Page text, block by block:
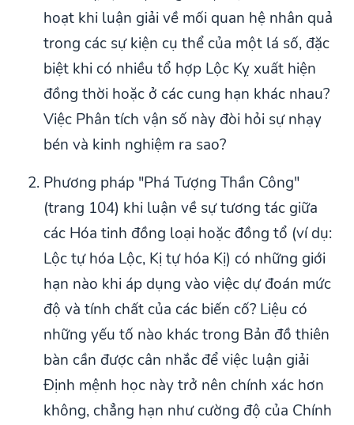
hoạt khi luận giải về mối quan hệ nhân quả
trong các sự kiện cụ thể của một lá số, đặc
biệt khi có nhiều tổ hợp Lộc Kỵ xuất hiện
đồng thời hoặc ở các cung hạn khác nhau?
Việc Phân tích vận số này đòi hỏi sự nhạy
bén và kinh nghiệm ra sao?
Phương pháp "Phá Tượng Thần Công"
(trang 104) khi luận về sự tương tác giữa
các Hóa tinh đồng loại hoặc đồng tổ (ví dụ:
Lộc tự hóa Lộc, Kị tự hóa Kị) có những giới
hạn nào khi áp dụng vào việc dự đoán mức
độ và tính chất của các biến cố? Liệu có
những yếu tố nào khác trong Bản đồ thiên
bàn cần được cân nhắc để việc luận giải
Định mệnh học này trở nên chính xác hơn
không, chẳng hạn như cường độ của Chính